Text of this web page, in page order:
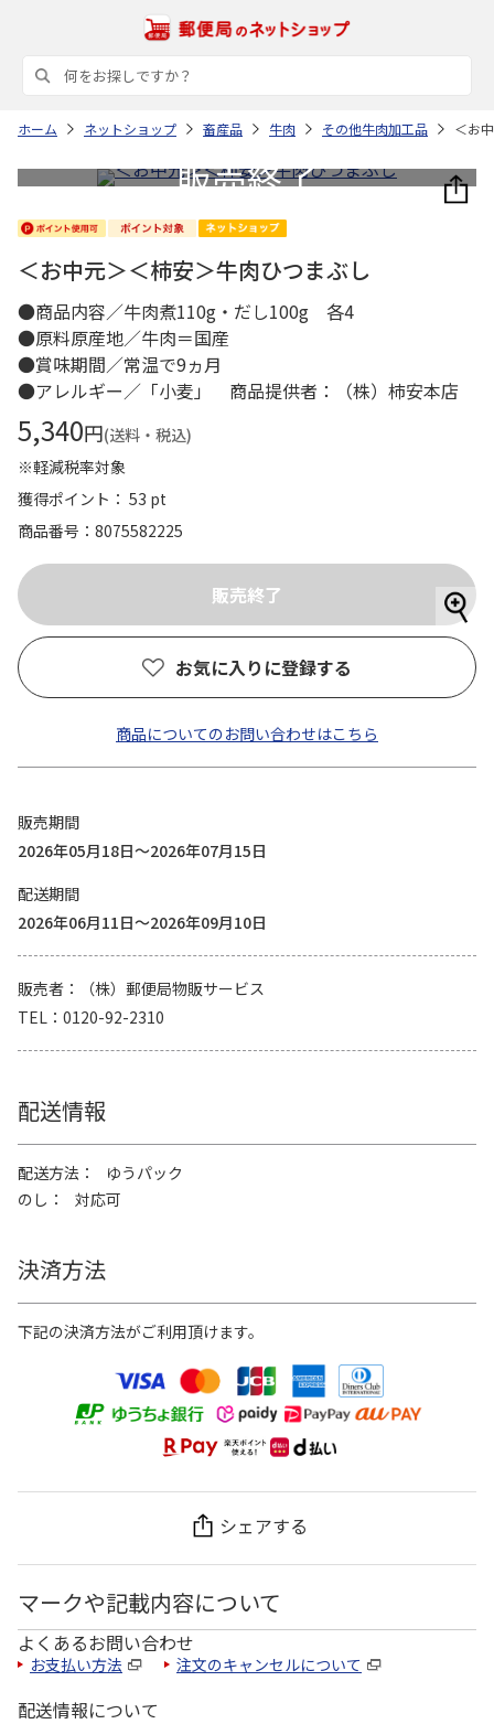
ホーム ネットショップ 畜産品 牛肉 その他牛肉加工品 ＜お
＜お中元＞＜柿安＞牛肉ひつまぶし
●商品内容／牛肉煮110g・だし100g 各4
●原料原産地／牛肉＝国産
●賞味期間／常温で9ヵ月
●アレルギー／「小麦」 商品提供者：（株）柿安本店
5,340円(送料・税込)
※軽減税率対象
獲得ポイント： 53 pt
商品番号
8075582225
お気に入りに登録する
商品についてのお問い合わせはこちら
販売期間
2026年05月18日～2026年07月15日
配送期間
2026年06月11日～2026年09月10日
販売者
（株）郵便局物販サービス
TEL
0120-92-2310
配送情報
配送方法
ゆうパック
のし
対応可
決済方法
下記の決済方法がご利用頂けます。
シェアする
マークや記載内容について
よくあるお問い合わせ
お支払い方法 注文のキャンセルについて
配送情報について